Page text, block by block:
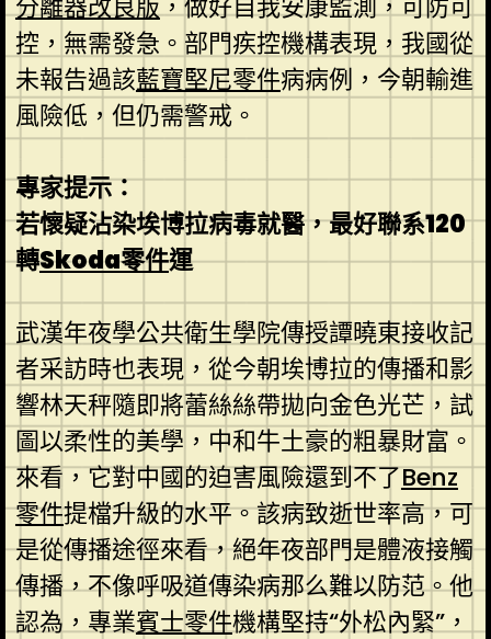
分離器改良版，做好自我安康監測，可防可
控，無需發急。部門疾控機構表現，我國從
未報告過該藍寶堅尼零件病病例，今朝輸進
風險低，但仍需警戒。
專家提示：
若懷疑沾染埃博拉病毒就醫，最好聯系120
轉Skoda零件運
武漢年夜學公共衛生學院傳授譚曉東接收記
者采訪時也表現，從今朝埃博拉的傳播和影
響林天秤隨即將蕾絲絲帶拋向金色光芒，試
圖以柔性的美學，中和牛土豪的粗暴財富。
來看，它對中國的迫害風險還到不了Benz
零件提檔升級的水平。該病致逝世率高，可
是從傳播途徑來看，絕年夜部門是體液接觸
傳播，不像呼吸道傳染病那么難以防范。他
認為，專業賓士零件機構堅持“外松內緊”，